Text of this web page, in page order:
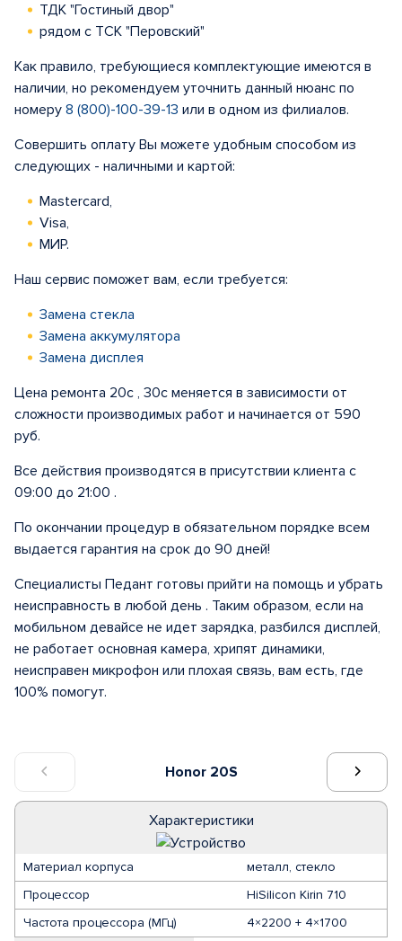
Honor 20S
Характеристики
Материал корпуса
металл, стекло
Процессор
HiSilicon Kirin 710
Частота процессора (МГц)
4×2200 + 4×1700
ТДК "Гостиный двор"
рядом с ТСК "Перовский"
Как правило, требующиеся комплектующие имеются в
наличии, но рекомендуем уточнить данный нюанс по
номеру 8 (800)-100-39-13 или в одном из филиалов.
Совершить оплату Вы можете удобным способом из
следующих - наличными и картой:
Mastercard,
Visa,
МИР.
Наш сервис поможет вам, если требуется:
Замена стекла
Замена аккумулятора
Замена дисплея
Цена ремонта 20с , 30с меняется в зависимости от
сложности производимых работ и начинается от 590
руб.
Все действия производятся в присутствии клиента с
09:00 до 21:00 .
По окончании процедур в обязательном порядке всем
выдается гарантия на срок до 90 дней!
Специалисты Педант готовы прийти на помощь и убрать
неисправность в любой день . Таким образом, если на
мобильном девайсе не идет зарядка, разбился дисплей,
не работает основная камера, хрипят динамики,
неисправен микрофон или плохая связь, вам есть, где
100% помогут.